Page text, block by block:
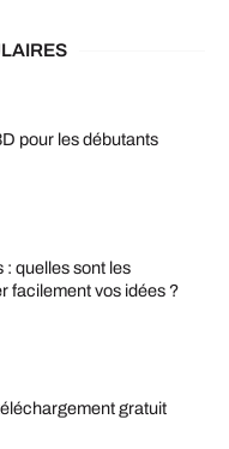
pour les débutants
: quelles sont les
facilement vos idées ?
gratuit